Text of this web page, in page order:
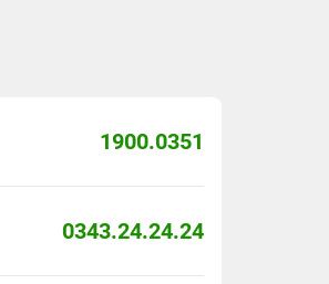
1900.0351
0343.24.24.24